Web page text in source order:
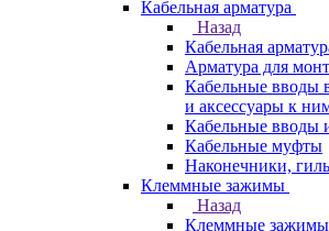
Кабельная арматура
Назад
Кабельная
Арматура для
Кабельные вводы
и аксессуары к
Кабельные вводы
Кабельные муфты
Наконечники,
Клеммные зажимы
Назад
Клеммные зажимы